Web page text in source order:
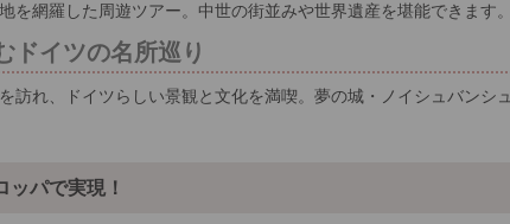
網羅した周遊ツアー。中世の街並みや世界遺産を堪能できます。
ドイツの名所巡り
訪れ、ドイツらしい景観と文化を満喫。夢の城・ノイシュバンシュ
パで実現！